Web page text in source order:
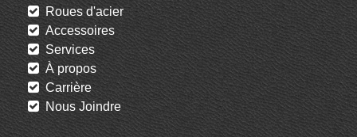
Roues d'acier
Accessoires
Services
À propos
Carrière
Nous Joindre